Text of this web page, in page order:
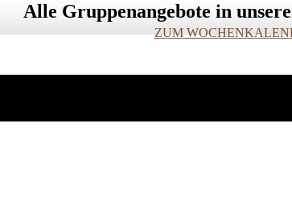
Alle Gruppenangebote in
ZUM